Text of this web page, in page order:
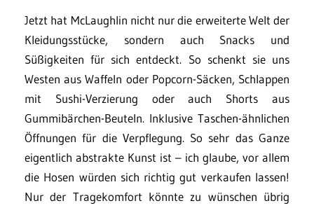
Jetzt hat McLaughlin nicht nur die erweiterte Welt der
Kleidungsstücke, sondern auch Snacks und
Süßigkeiten für sich entdeckt. So schenkt sie uns
Westen aus Waffeln oder Popcorn-Säcken, Schlappen
mit Sushi-Verzierung oder auch Shorts aus
Gummibärchen-Beuteln. Inklusive Taschen-ähnlichen
Öffnungen für die Verpflegung. So sehr das Ganze
eigentlich abstrakte Kunst ist – ich glaube, vor allem
die Hosen würden sich richtig gut verkaufen lassen!
Nur der Tragekomfort könnte zu wünschen übrig